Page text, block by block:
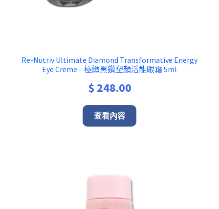
Re-Nutriv Ultimate Diamond Transformative Energy
Eye Creme – 極緻黑鑽塑顏活能眼霜 5ml
$ 248.00
查看內容